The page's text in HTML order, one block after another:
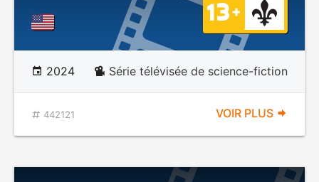
2024 Série télévisée de science-fiction
442121 VOIR PLUS